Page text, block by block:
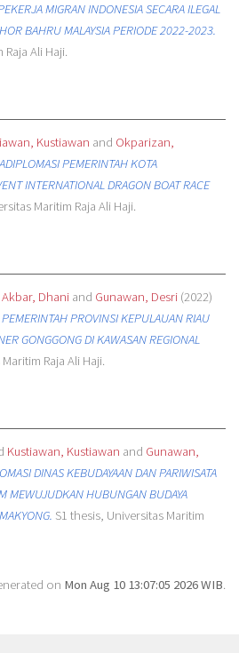
MIGRAN INDONESIA SECARA ILEGAL
BAHRU MALAYSIA PERIODE 2022-2023.
Ali Haji.
Kustiawan and Okparizan,
PEMERINTAH KOTA
INTERNATIONAL DRAGON BOAT RACE
Maritim Raja Ali Haji.
Akbar, Dhaniand Gunawan, Desri(2022)
PROVINSI KEPULAUAN RIAU
GONGGONG DI KAWASAN REGIONAL
Raja Ali Haji.
Kustiawan, Kustiawan and Gunawan,
DINAS KEBUDAYAAN DAN PARIWISATA
MEWUJUDKAN HUBUNGAN BUDAYA
S1 thesis, Universitas Maritim
on Mon Aug 10 13:07:05 2026 WIB.